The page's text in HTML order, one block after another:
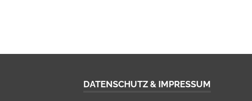
DATENSCHUTZ & IMPRESSUM